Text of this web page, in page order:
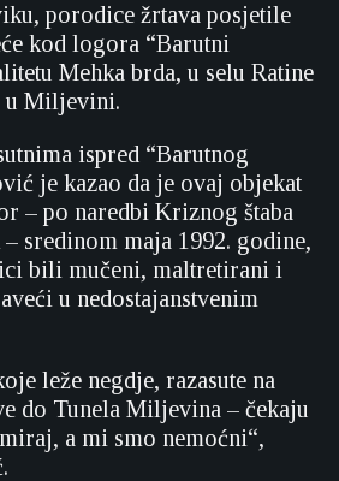
porodice žrtava posjetile
kod logora “Barutni
Mehka brda, u selu Ratine
u Miljevini.
ispred “Barutnog
je kazao da je ovaj objekat
– po naredbi Kriznog štaba
sredinom maja 1992. godine,
bili mučeni, maltretirani i
u nedostajanstvenim
leže negdje, razasute na
do Tunela Miljevina – čekaju
a mi smo nemoćni“,